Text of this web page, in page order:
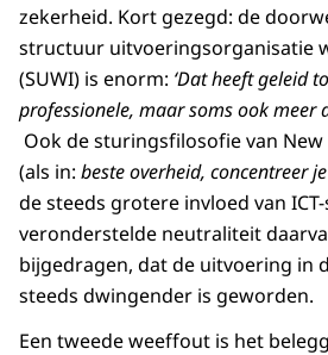
zekerheid. Kort gezegd: de
structuur uitvoeringsorganisatie
(SUWI) is enorm: ‘Dat heeft geleid
professionele, maar soms ook meer
Ook de sturingsfilosofie van
(als in: beste overheid, concentreer
de steeds grotere invloed van
veronderstelde neutraliteit
bijgedragen, dat de uitvoering in
steeds dwingender is geworden.
Een tweede weeffout is het